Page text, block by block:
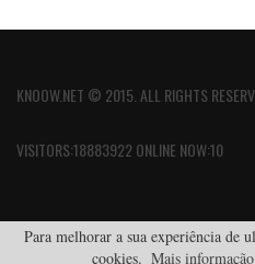
KNOOW.NET © 2015. ALL RIGHTS
VISITORS:18883922 ONLINE NOW:10
Para melhorar a sua experiência de
cookies. Mais informação